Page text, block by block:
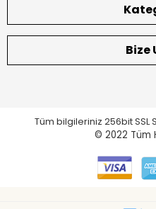
Bize
Tüm bilgileriniz 256bit SSL
© 2022 Tüm